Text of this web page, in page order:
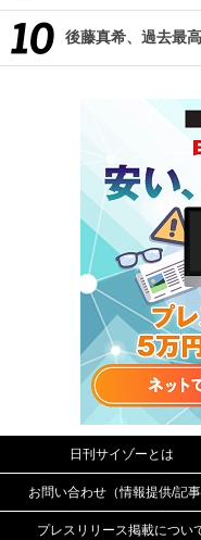
後藤真希、過去最
日刊サイゾーとは
お問い合わせ（情報提供/記事
プレスリリース掲載につい